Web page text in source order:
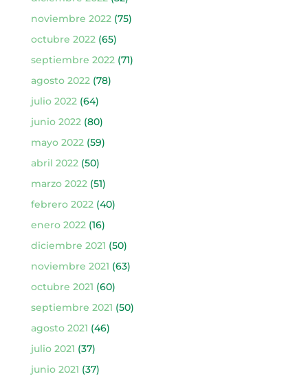
noviembre 2022 (75)
octubre 2022 (65)
septiembre 2022 (71)
agosto 2022 (78)
julio 2022 (64)
junio 2022 (80)
mayo 2022 (59)
abril 2022 (50)
marzo 2022 (51)
febrero 2022 (40)
enero 2022 (16)
diciembre 2021 (50)
noviembre 2021 (63)
octubre 2021 (60)
septiembre 2021 (50)
agosto 2021 (46)
julio 2021 (37)
junio 2021 (37)